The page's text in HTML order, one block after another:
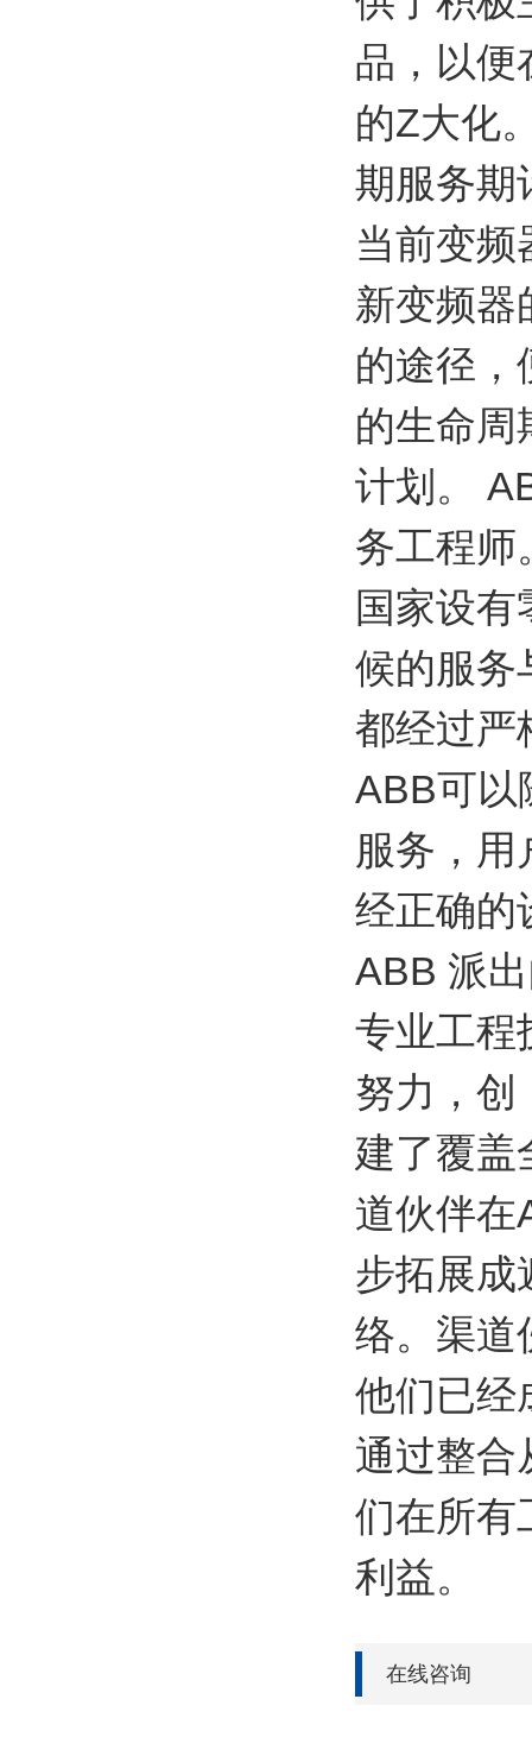
品，以便
的Z大化
期服务期
当前变频
新变频器
的途径，
的生命周
计划。
务工程师
国家设
候的服务
都经过严
ABB可以
服务，用
经正确的
ABB 派
专业工程
努力，创
建了覆盖
道伙伴在
步拓展成
络。渠道
他们已经
通过整合
们在所有
利益。
在线咨询